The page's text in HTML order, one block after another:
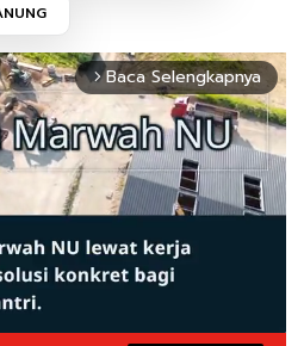
arrow_forward_ios Baca Selengkapnya